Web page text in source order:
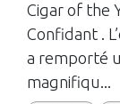
Cigar of the
Confidant .
a remporté
magnifiqu...